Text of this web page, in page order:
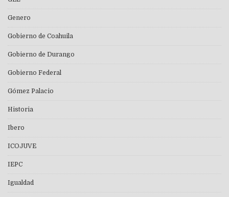
Genero
Gobierno de Coahuila
Gobierno de Durango
Gobierno Federal
Gómez Palacio
Historia
Ibero
ICOJUVE
IEPC
Igualdad